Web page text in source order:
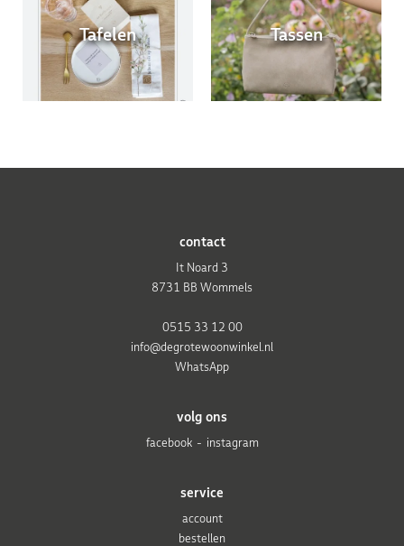
Tafelen Tassen
service
account
bestellen
volg ons
facebook
instagram
contact
It Noard 3
8731 BB Wommels
0515 33 12 00
info@degrotewoonwinkel.nl
WhatsApp